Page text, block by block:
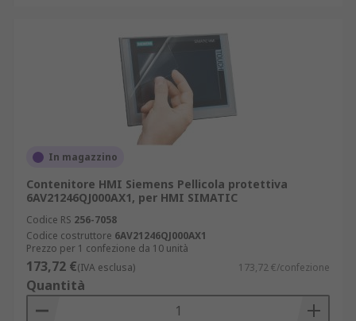
In magazzino
Contenitore HMI Siemens Pellicola protettiva
6AV21246QJ000AX1, per HMI SIMATIC
Codice RS 256-7058
Codice costruttore 6AV21246QJ000AX1
Prezzo per 1 confezione da 10 unità
173,72 €(IVA esclusa) 173,72 €/confezione
Quantità